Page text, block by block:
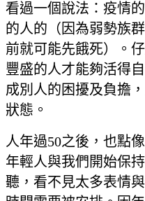
看過一個說法：疫情
的人的（因為弱勢族
前就可能先餓死）。
豐盛的人才能夠活得
成別人的困擾及負擔
狀態。
人年過50之後，也點
年輕人與我們開始保
聽，看不見太多表情